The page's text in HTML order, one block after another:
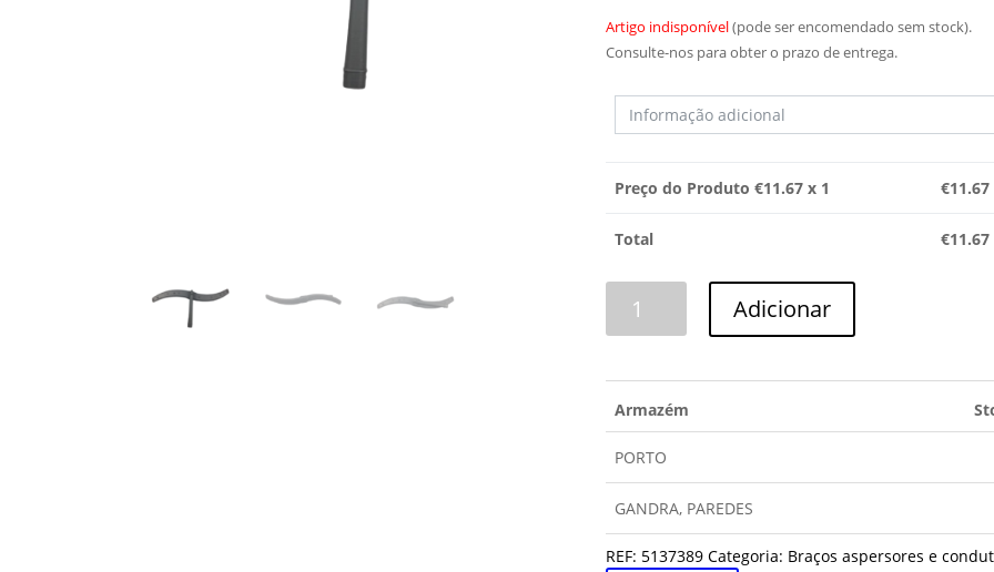
Artigo indisponível(pode ser encomendado sem stock).
Consulte-nos para obter o prazo de entrega.
Preço do Produto €11.67 x 1 €11.67
Total €11.67
Adicionar
Armazém
PORTO
GANDRA, PAREDES
REF: 5137389 Categoria: Braços aspersores e